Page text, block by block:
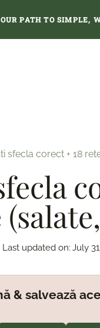
PATH TO SIMPLE,
sfecla corect + 18
Last updated on: July
& salvează